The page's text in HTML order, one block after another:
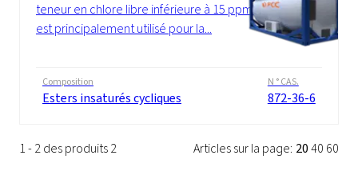
teneur en chlore libre inférieure à 15 ppm. Il
est principalement utilisé pour la...
Composition
Esters insaturés cycliques
N ° CAS.
872-36-6
1 - 2 des produits 2 Articles sur la page: 2040 60